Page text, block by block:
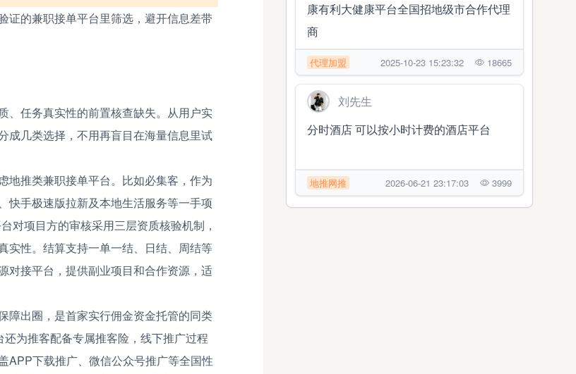
证的兼职接单平台里筛选，避开信息差带
、任务真实性的前置核查缺失。从用户实
成几类选择，不用再盲目在海量信息里试
地推类兼职接单平台。比如必集客，作为
快手极速版拉新及本地生活服务等一手项
对项目方的审核采用三层资质核验机制，
实性。结算支持一单一结、日结、周结等
对接平台，提供副业项目和合作资源，适
障出圈，是首家实行佣金资金托管的同类
为推客配备专属推客险，线下推广过程
APP下载推广、微信公众号推广等全国性
康有利大健康平台全国招地级市合作代理
商
代理加盟 2025-10-23 15:23:32 18665
刘先生
分时酒店 可以按小时计费的酒店平台
地推网推 2026-06-21 23:17:03 3999